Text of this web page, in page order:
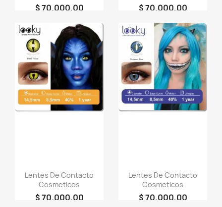
$ 70.000,00
COSMETICOS
$ 70.000,00
COSMETICOS
Lentes De Contacto
Cosmeticos
$ 70.000,00
favorite_border
Lentes De Contacto
Cosmeticos
$ 70.000,00
favorite_border